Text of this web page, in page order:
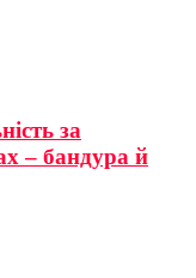
за
– бандура й